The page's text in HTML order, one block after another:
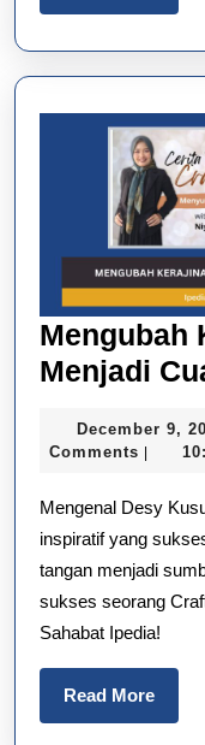
More
Mengubah
Menjadi
December 9,
Comments
Mengenal Desy
inspiratif yang
tangan menjadi
sukses seorang
Sahabat Ipedia!
Read MoreRead
More